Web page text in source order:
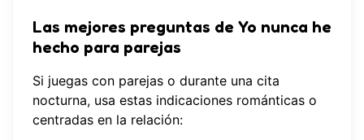
Las mejores preguntas de Yo nunca he
hecho para parejas
Si juegas con parejas o durante una cita
nocturna, usa estas indicaciones románticas o
centradas en la relación: